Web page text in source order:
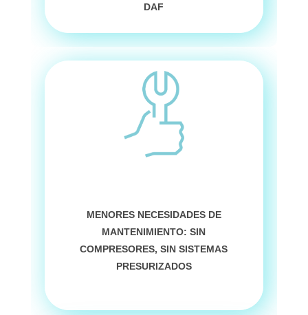
DAF
MENORES NECESIDADES DE
MANTENIMIENTO: SIN
COMPRESORES, SIN SISTEMAS
PRESURIZADOS